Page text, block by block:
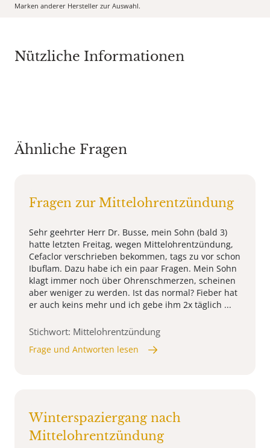
Marken anderer Hersteller zur Auswahl.
Nützliche Informationen
Ähnliche Fragen
Fragen zur Mittelohrentzündung
Sehr geehrter Herr Dr. Busse, mein Sohn (bald 3)
hatte letzten Freitag, wegen Mittelohrentzündung,
Cefaclor verschrieben bekommen, tags zu vor schon
Ibuflam. Dazu habe ich ein paar Fragen. Mein Sohn
klagt immer noch über Ohrenschmerzen, scheinen
aber weniger zu werden. Ist das normal? Fieber hat
er auch keins mehr und ich gebe ihm 2x täglich ...
Stichwort: Mittelohrentzündung
Frage und Antworten lesen
Winterspaziergang nach
Mittelohrentzündung